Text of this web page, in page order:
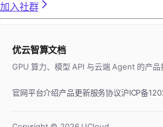
加入社群
优云智算文档
GPU 算力、模型 API 与云端 Agent 的产品
官网平台介绍产品更新服务协议沪ICP备